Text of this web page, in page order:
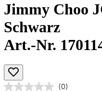
Jimmy Choo
Schwarz
Art.-Nr.
(0)